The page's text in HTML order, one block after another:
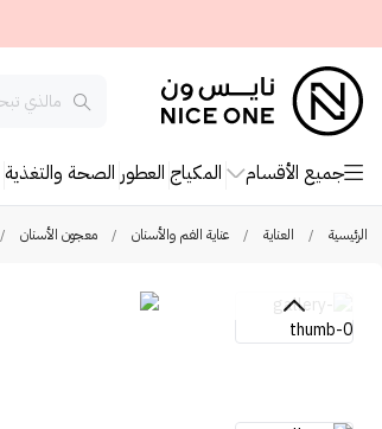
جميع الأقسام المكياج العطور الصحة والتغذية
الرئيسية / العناية / عناية الفم والأسنان / معجون الأسنان /